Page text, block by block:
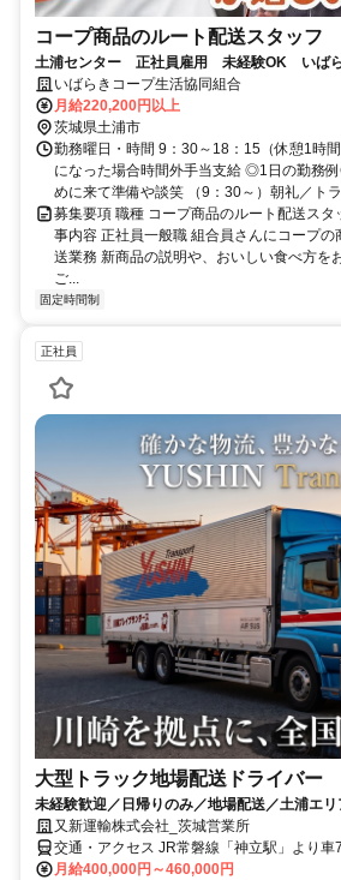
コープ商品のルート配送スタッフ
土浦センター 正社員雇用 未経験OK いばら
フ 土日休み◎ 転居を伴う転勤なし
いばらきコープ生活協同組合
月給220,200円以上
茨城県土浦市
勤務曜日・時間 9：30～18：15（休憩1時
になった場合時間外手当支給 ◎1日の勤務
めに来て準備や談笑 （9：30～）朝礼／ト
募集要項 職種 コープ商品のルート配送スタ
事内容 正社員一般職 組合員さんにコープ
送業務 新商品の説明や、おいしい食べ方を
ご...
固定時間制
正社員
大型トラック地場配送ドライバー
未経験歓迎／日帰りのみ／地場配送／土浦エリ
又新運輸株式会社_茨城営業所
交通・アクセス JR常磐線「神立駅」より車
月給400,000円～460,000円